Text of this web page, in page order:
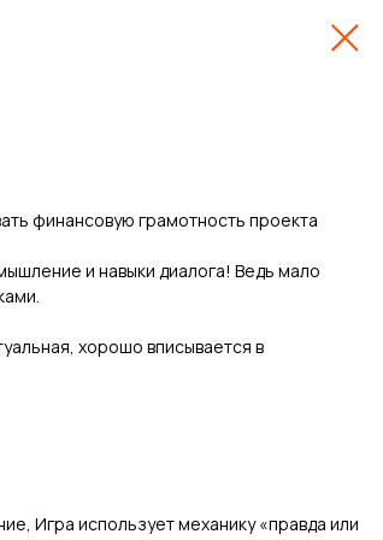
финансовую грамотность проекта
и навыки диалога! Ведь мало
хорошо вписывается в
Игра использует механику «правда или